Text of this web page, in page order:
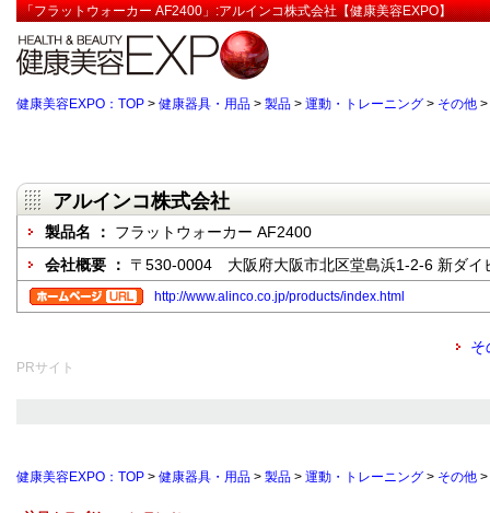
「フラットウォーカー AF2400」:アルインコ株式会社【健康美容EXPO】
健康美容EXPO：TOP > 健康器具・用品 > 製品 > 運動・トレーニング > その他 >
アルインコ株式会社
製品名 ： フラットウォーカー AF2400
会社概要 ： 〒530-0004 大阪府大阪市北区堂島浜1-2-6 新ダイ
http://www.alinco.co.jp/products/index.html
そ
PRサイト
健康美容EXPO：TOP > 健康器具・用品 > 製品 > 運動・トレーニング > その他 >